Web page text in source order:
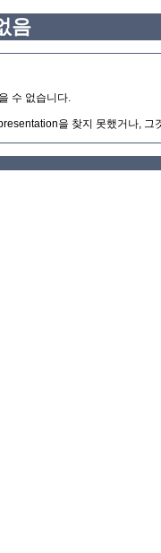
음
수 없습니다.
을 찾지 못했거나, 그